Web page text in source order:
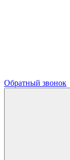
Обратный звонок